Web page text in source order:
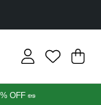
Din
.
OFF 🥜